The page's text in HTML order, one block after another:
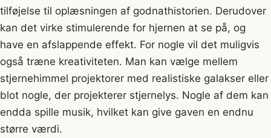
tilføjelse til oplæsningen af godnathistorien. Derudover
kan det virke stimulerende for hjernen at se på, og
have en afslappende effekt. For nogle vil det muligvis
også træne kreativiteten. Man kan vælge mellem
stjernehimmel projektorer med realistiske galakser eller
blot nogle, der projekterer stjernelys. Nogle af dem kan
endda spille musik, hvilket kan give gaven en endnu
større værdi.